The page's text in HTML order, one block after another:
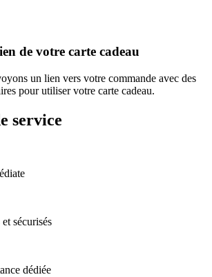
de votre carte cadeau
un lien vers votre commande avec des
pour utiliser votre carte cadeau.
service
sécurisés
dédiée